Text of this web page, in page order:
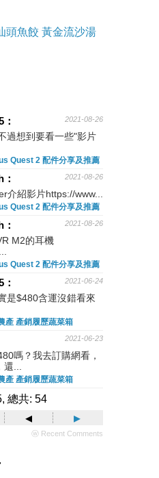
頭魚餃 黃金流沙湯
2021-08-26
過想到要看一些"影片
Quest 2 配件分享及推薦
2021-08-26
介紹影片https://www...
Quest 2 配件分享及推薦
2021-08-26
M2的耳機
Quest 2 配件分享及推薦
2021-06-24
是$480含運沒錯看來
產 產銷履歷蔬菜箱
2021-06-23
嗎？我去訂購網看，
...
產 產銷履歷蔬菜箱
總共: 54
◂ ▸
ⓦ Recent Comments